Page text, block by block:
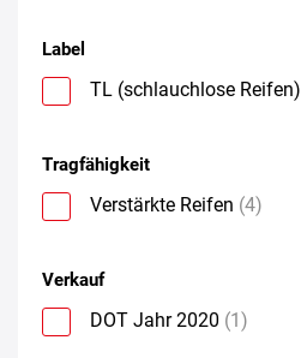
Label
TL (schlauchlose Reifen)
Tragfähigkeit
Verstärkte Reifen (4)
Verkauf
DOT Jahr 2020 (1)